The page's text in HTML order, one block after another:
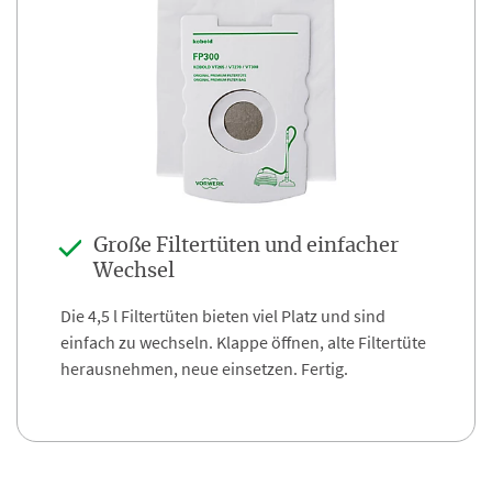
Große Filtertüten und einfacher
Wechsel
Die 4,5 l Filtertüten bieten viel Platz und sind
einfach zu wechseln. Klappe öffnen, alte Filtertüte
herausnehmen, neue einsetzen. Fertig.